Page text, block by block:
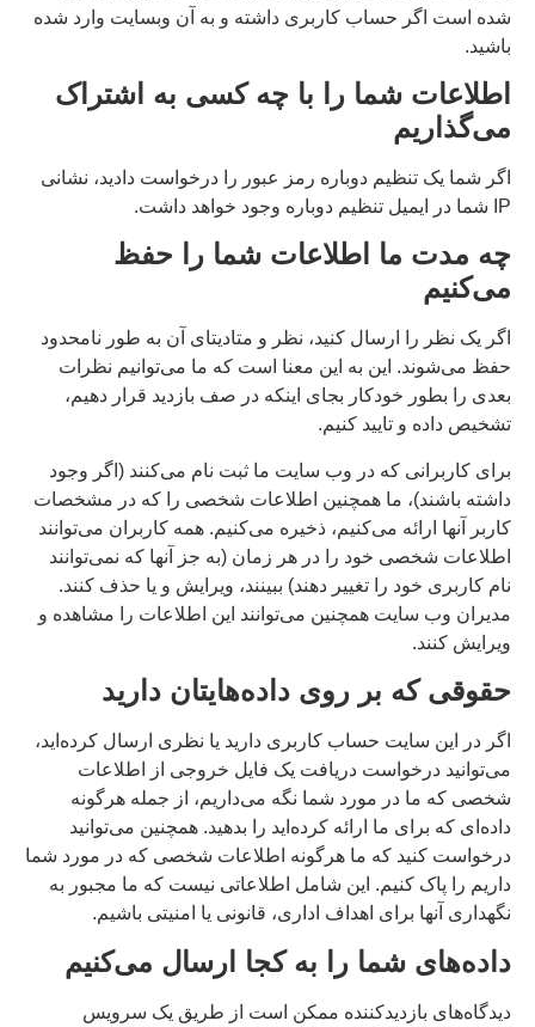
شده است اگر حساب کاربری داشته و به آن وبسایت وارد شده
باشید.
اطلاعات شما را با چه کسی به اشتراک
می‌گذاریم
اگر شما یک تنظیم دوباره رمز عبور را درخواست دادید، نشانی
IP شما در ایمیل تنظیم دوباره وجود خواهد داشت.
چه مدت ما اطلاعات شما را حفظ
می‌کنیم
اگر یک نظر را ارسال کنید، نظر و متادیتای آن به طور نامحدود
حفظ می‌شوند. این به این معنا است که ما می‌توانیم نظرات
بعدی را بطور خودکار بجای اینکه در صف بازدید قرار دهیم،
تشخیص داده و تایید کنیم.
برای کاربرانی که در وب سایت ما ثبت نام می‌کنند (اگر وجود
داشته باشند)، ما همچنین اطلاعات شخصی را که در مشخصات
کاربر آنها ارائه می‌کنیم، ذخیره می‌کنیم. همه کاربران می‌توانند
اطلاعات شخصی خود را در هر زمان (به جز آنها که نمی‌توانند
نام کاربری خود را تغییر دهند) ببینند، ویرایش و یا حذف کنند.
مدیران وب سایت همچنین می‌توانند این اطلاعات را مشاهده و
ویرایش کنند.
حقوقی که بر روی داده‌هایتان دارید
اگر در این سایت حساب کاربری دارید یا نظری ارسال کرده‌اید،
می‌توانید درخواست دریافت یک فایل خروجی از اطلاعات
شخصی که ما در مورد شما نگه می‌داریم، از جمله هرگونه
داده‌ای که برای ما ارائه کرده‌اید را بدهید. همچنین می‌توانید
درخواست کنید که ما هرگونه اطلاعات شخصی که در مورد شما
داریم را پاک کنیم. این شامل اطلاعاتی نیست که ما مجبور به
نگهداری آنها برای اهداف اداری، قانونی یا امنیتی باشیم.
داده‌های شما را به کجا ارسال می‌کنیم
دیدگاه‌های بازدیدکننده ممکن است از طریق یک سرویس